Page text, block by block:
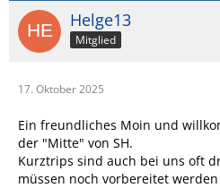
Helge13
Mitglied
17. Oktober 2025
Ein freundliches Moin und
der "Mitte" von SH.
Kurztrips sind auch bei uns oft
müssen noch vorbereitet werden